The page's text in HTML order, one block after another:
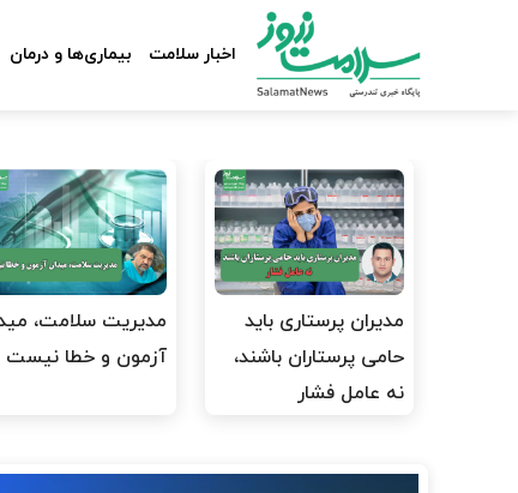
اخبار سلامت بیماری‌ها و درمان
مدیران پرستاری باید
حامی پرستاران باشند،
نه عامل فشار
مدیریت سلامت،
آزمون و خطا نیست